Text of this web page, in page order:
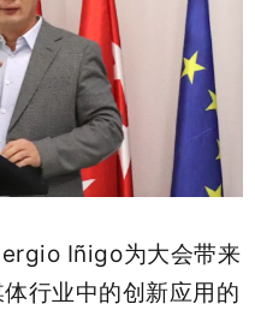
Iñigo为大会带来
行业中的创新应用的